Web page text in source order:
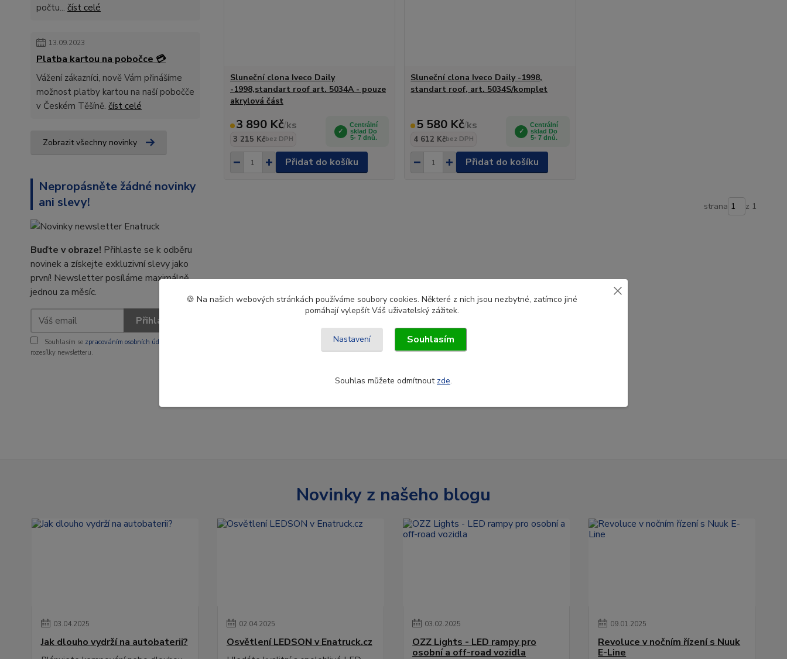
počtu... číst celé
13.09.2023
Platba kartou na pobočce 💳
Vážení zákazníci, nově Vám přinášíme
možnost platby kartou na naší pobočče
v Českém Těšíně. číst celé
Zobrazit všechny novinky
Nepropásněte žádné novinky
ani slevy!
Buďte v obraze! Přihlaste se k odběru
novinek a získejte exkluzivní slevy jako
první! Newsletter posíláme maximálně
jednou za měsíc.
Přihlásit se
Souhlasím se zpracováním osobních údajů
rozesílky newsletteru.
Sluneční clona Iveco Daily
-1998,standart roof art. 5034A - pouze
akrylová část
3 890 Kč/ks
3 215 Kčbez DPH
Centrální
sklad Do
5- 7 dnů.
Přidat do košíku
Sluneční clona Iveco Daily -1998,
standart roof, art. 5034S/komplet
5 580 Kč/ks
4 612 Kčbez DPH
Centrální
sklad Do
5- 7 dnů.
Přidat do košíku
strana z 1
Novinky z našeho blogu
03.04.2025
Jak dlouho vydrží na autobaterii?
02.04.2025
Osvětlení LEDSON v Enatruck.cz
03.02.2025
OZZ Lights - LED rampy pro
osobní a off-road vozidla
09.01.2025
Revoluce v nočním řízení s Nuuk
E-Line
🍪 Na našich webových stránkách používáme soubory cookies. Některé z nich jsou nezbytné, zatímco jiné
pomáhají vylepšít Váš uživatelský zážitek.
Nastavení Souhlasím
Souhlas můžete odmítnout zde.